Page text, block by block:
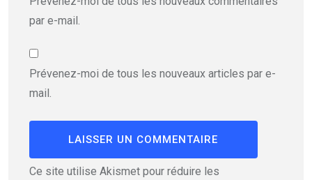
par e-mail.
Prévenez-moi de tous les nouveaux articles par e-
mail.
Ce site utilise Akismet pour réduire les